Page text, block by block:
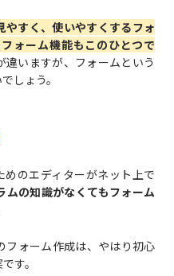
やすく、使いやすくするフォ
ォーム機能もこのひとつで
いますが、フォームという
しょう。
めのエディターがネット上で
ムの知識がなくてもフォーム
フォーム作成は、やはり初心
す。